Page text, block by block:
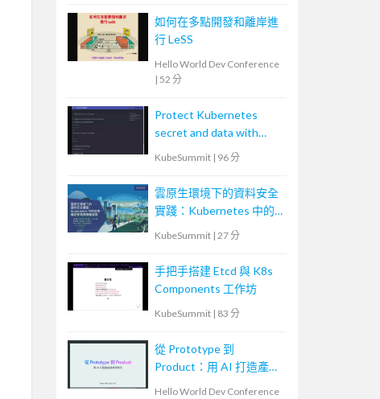
如何在多點開發和離岸進
行 LeSS
Hello World Dev Conference
| 52 分
Protect Kubernetes
secret and data with
Thales CipherTrust
KubeSummit | 96 分
雲原生環境下的資料安全
實踐：Kubernetes 中的
加密、機密管理與策略控
KubeSummit | 27 分
手把手搭建 Etcd 與 K8s
Components 工作坊
KubeSummit | 83 分
從 Prototype 到
Product：用 AI 打造產品
Hello World Dev Conference